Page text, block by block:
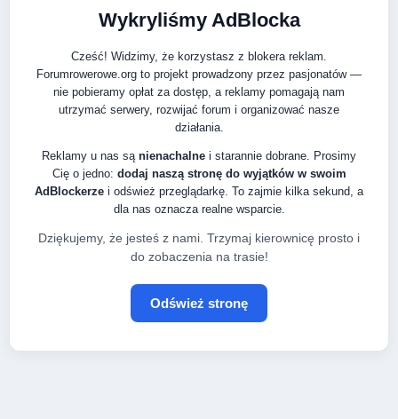
Wykryliśmy AdBlocka
Cześć! Widzimy, że korzystasz z blokera reklam.
Forumrowerowe.org to projekt prowadzony przez pasjonatów —
nie pobieramy opłat za dostęp, a reklamy pomagają nam
utrzymać serwery, rozwijać forum i organizować nasze
działania.
Reklamy u nas są nienachalne i starannie dobrane. Prosimy
Cię o jedno: dodaj naszą stronę do wyjątków w swoim
AdBlockerze i odśwież przeglądarkę. To zajmie kilka sekund, a
dla nas oznacza realne wsparcie.
Dziękujemy, że jesteś z nami. Trzymaj kierownicę prosto i
do zobaczenia na trasie!
Odśwież stronę